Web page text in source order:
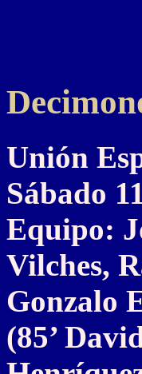
Unión
Sábado
Equipo:
Vilches,
Gonzalo
(85’